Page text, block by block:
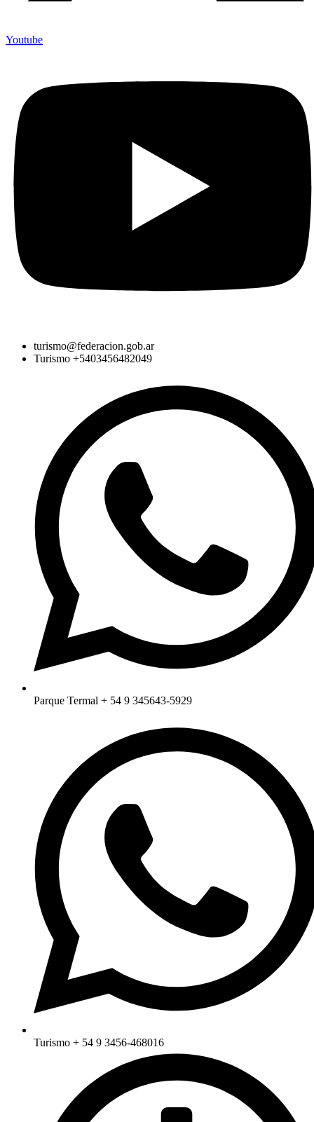
Youtube
turismo@federacion.gob.ar
Turismo +5403456482049
Parque Termal + 54 9 345643-5929
Turismo + 54 9 3456-468016